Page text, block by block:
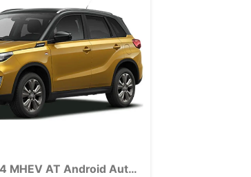
GL+ Comfort 1.4 MHEV AT Android Auto*Navi*SHZ*ACC*Kamera*Klimauto*LED*PrivacyGlas